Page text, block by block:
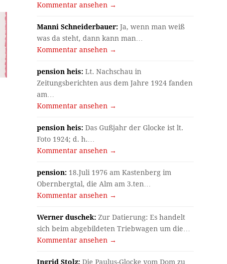
Kommentar ansehen →
Manni Schneiderbauer: Ja, wenn man weiß
was da steht, dann kann man…
Kommentar ansehen →
pension heis: Lt. Nachschau in
Zeitungsberichten aus dem Jahre 1924 fanden
am…
Kommentar ansehen →
pension heis: Das Gußjahr der Glocke ist lt.
Foto 1924; d. h.…
Kommentar ansehen →
pension: 18.Juli 1976 am Kastenberg im
Obernbergtal, die Alm am 3.ten…
Kommentar ansehen →
Werner duschek: Zur Datierung: Es handelt
sich beim abgebildeten Triebwagen um die…
Kommentar ansehen →
Ingrid Stolz: Die Paulus-Glocke vom Dom zu